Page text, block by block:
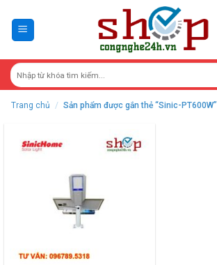
content
Trang chủ / Sản phẩm được gắn thẻ “Sinic-PT600W”